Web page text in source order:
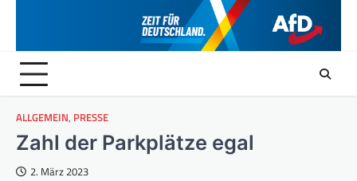
ALLGEMEIN, PRESSE
Zahl der Parkplätze egal
2. März 2023